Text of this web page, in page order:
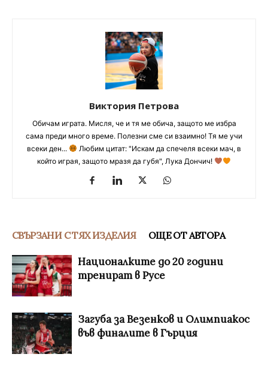
Виктория Петрова
Обичам играта. Мисля, че и тя ме обича, защото ме избра
сама преди много време. Полезни сме си взаимно! Тя ме учи
всеки ден...
Любим цитат: "Искам да спечеля всеки мач, в
който играя, защото мразя да губя", Лука Дончич!
СВЪРЗАНИ С ТЯХ ИЗДЕЛИЯ ОЩЕ ОТ АВТОРА
Националките до 20 години
тренират в Русе
Загуба за Везенков и Олимпиакос
във финалите в Гърция